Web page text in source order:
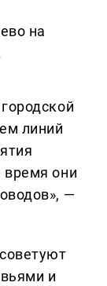
на
линий
время они
—
и